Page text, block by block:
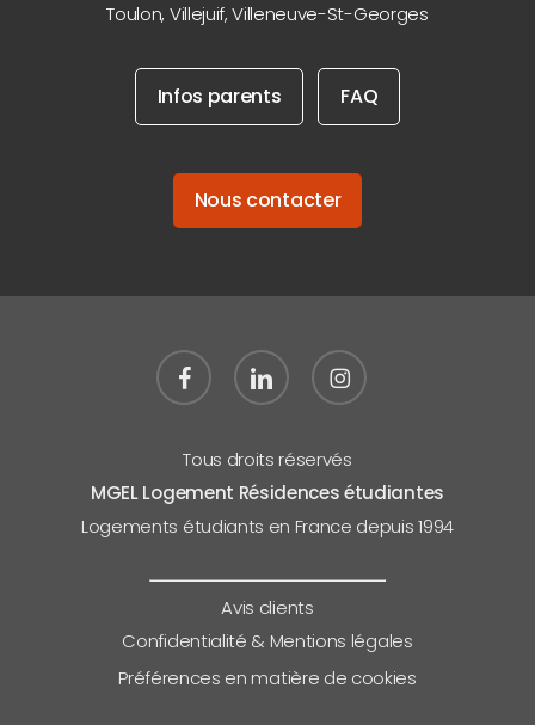
Toulon, Villejuif,Villeneuve-St-Georges
Infos parents FAQ
Nous contacter
facebooklinkedin instagram
Tous droits réservés
MGEL Logement Résidences étudiantes
Logements étudiants en France depuis 1994
Avis clients
Confidentialité & Mentions légales
Préférences en matière de cookies